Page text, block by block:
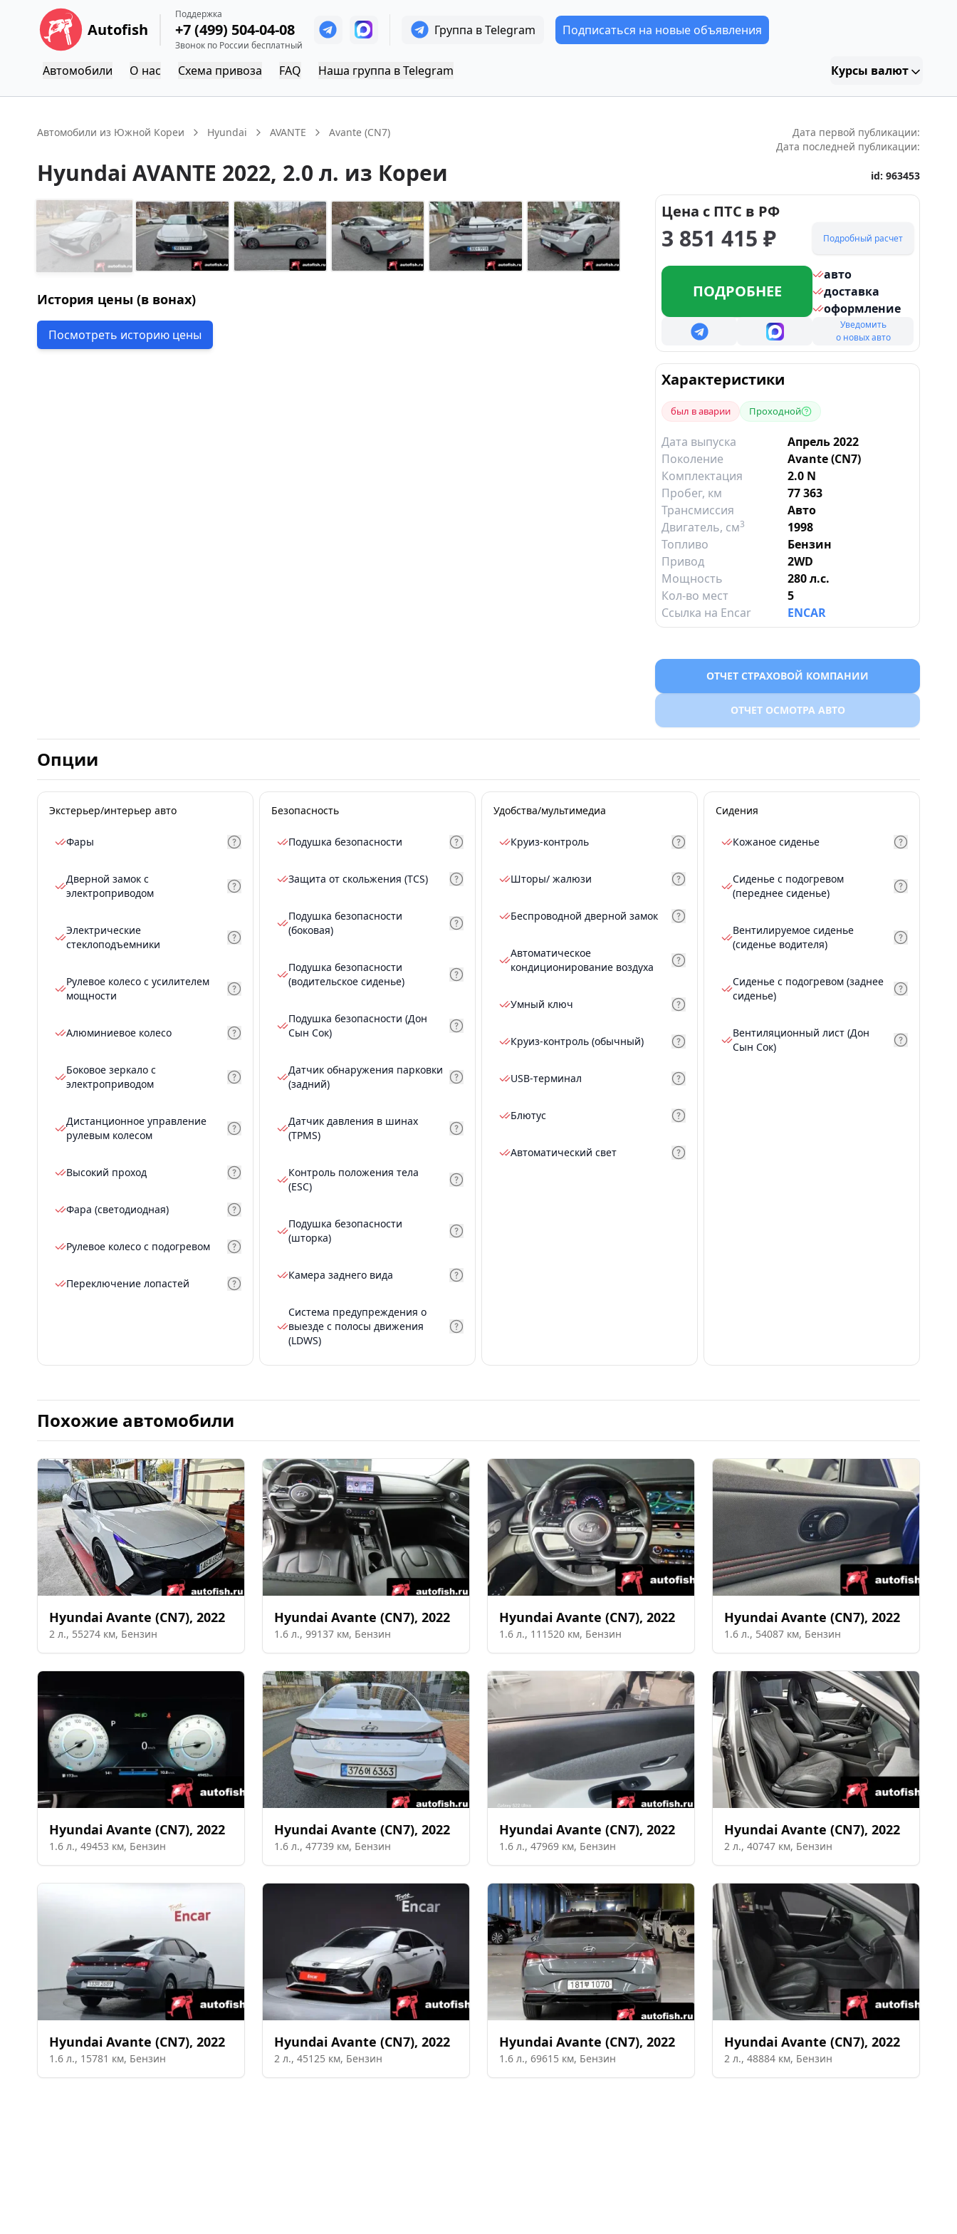
Autofish
Поддержка
+7 (499) 504-04-08
Звонок по России бесплатный
Группа в Telegram Подписаться на новые объявления
Автомобили О нас Схема привоза FAQ Наша группа в Telegram Курсы валют
Автомобили из Южной Кореи Hyundai AVANTE Avante (CN7)
Дата первой публикации:
Дата последней публикации:
Hyundai AVANTE 2022, 2.0 л. из Кореи id: 963453
История цены (в вонах)
Посмотреть историю цены
Цена с ПТС в РФ
3 851 415 ₽ Подробный расчет
ПОДРОБНЕЕ
авто
доставка
оформление
Уведомить
о новых авто
Характеристики
был в аварии Проходной
Дата выпуска
Апрель 2022
Поколение
Avante (CN7)
Комплектация
2.0 N
Пробег, км
77 363
Трансмиссия
Авто
Двигатель, см3
1998
Топливо
Бензин
Привод
2WD
Мощность
280 л.с.
Кол-во мест
5
Ссылка на Encar
ENCAR
ОТЧЕТ СТРАХОВОЙ КОМПАНИИ
ОТЧЕТ ОСМОТРА АВТО
Опции
Экстерьер/интерьер авто
Фары
Дверной замок с
электроприводом
Электрические
стеклоподъемники
Рулевое колесо с усилителем
мощности
Алюминиевое колесо
Боковое зеркало с
электроприводом
Дистанционное управление
рулевым колесом
Высокий проход
Фара (светодиодная)
Рулевое колесо с подогревом
Переключение лопастей
Безопасность
Подушка безопасности
Защита от скольжения (TCS)
Подушка безопасности
(боковая)
Подушка безопасности
(водительское сиденье)
Подушка безопасности (Дон
Сын Сок)
Датчик обнаружения парковки
(задний)
Датчик давления в шинах
(TPMS)
Контроль положения тела
(ESC)
Подушка безопасности
(шторка)
Камера заднего вида
Система предупреждения о
выезде с полосы движения
(LDWS)
Удобства/мультимедиа
Круиз-контроль
Шторы/ жалюзи
Беспроводной дверной замок
Автоматическое
кондиционирование воздуха
Умный ключ
Круиз-контроль (обычный)
USB-терминал
Блютус
Автоматический свет
Сидения
Кожаное сиденье
Сиденье с подогревом
(переднее сиденье)
Вентилируемое сиденье
(сиденье водителя)
Сиденье с подогревом (заднее
сиденье)
Вентиляционный лист (Дон
Сын Сок)
Похожие автомобили
Hyundai Avante (CN7), 2022
2 л., 55274 км, Бензин
Hyundai Avante (CN7), 2022
1.6 л., 99137 км, Бензин
Hyundai Avante (CN7), 2022
1.6 л., 111520 км, Бензин
Hyundai Avante (CN7), 2022
1.6 л., 54087 км, Бензин
Hyundai Avante (CN7), 2022
1.6 л., 49453 км, Бензин
Hyundai Avante (CN7), 2022
1.6 л., 47739 км, Бензин
Hyundai Avante (CN7), 2022
1.6 л., 47969 км, Бензин
Hyundai Avante (CN7), 2022
2 л., 40747 км, Бензин
Hyundai Avante (CN7), 2022
1.6 л., 15781 км, Бензин
Hyundai Avante (CN7), 2022
2 л., 45125 км, Бензин
Hyundai Avante (CN7), 2022
1.6 л., 69615 км, Бензин
Hyundai Avante (CN7), 2022
2 л., 48884 км, Бензин